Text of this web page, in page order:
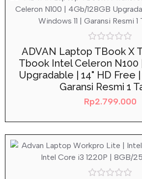
Rated
0
out
of
5
ADVAN Laptop TBook X
Tbook Intel Celeron N100
Upgradable | 14" HD Free
Garansi Resmi 1
Rp2.799.000